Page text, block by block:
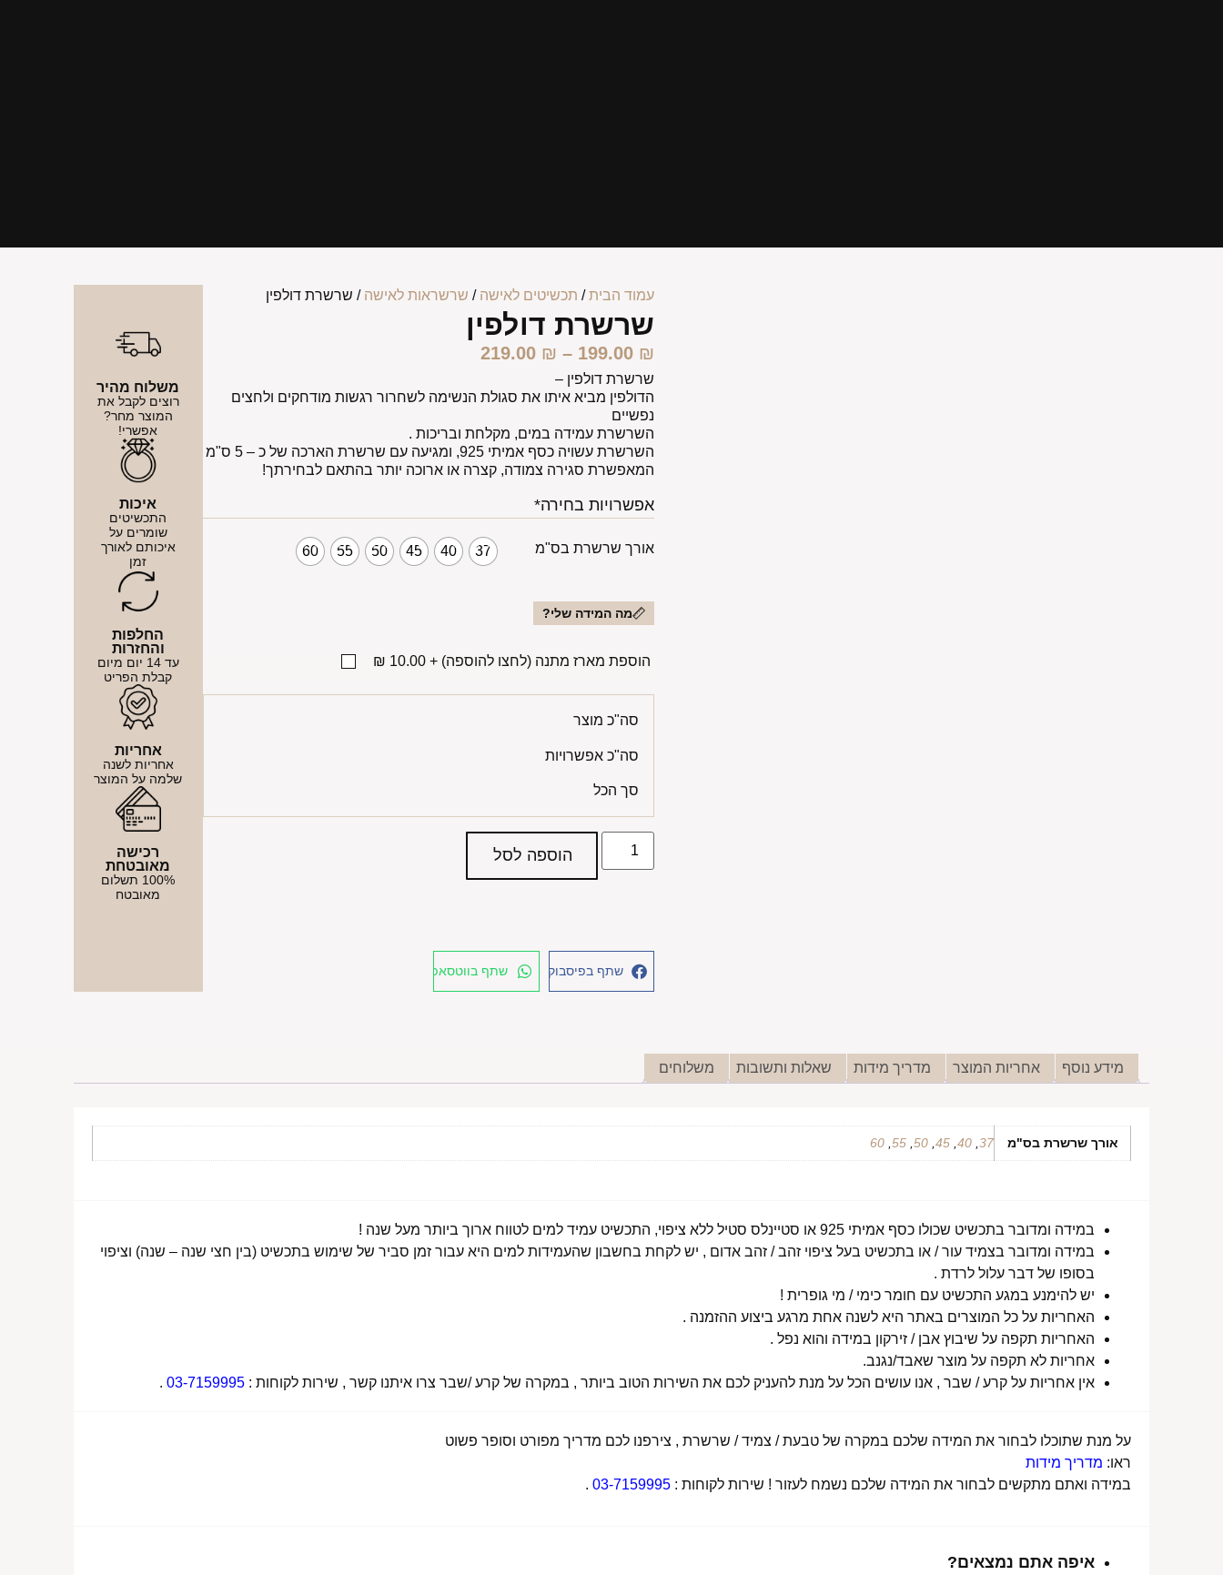
עמוד הבית/ תכשיטים לאישה / שרשראות לאישה / שרשרת דולפין
שרשרת דולפין
199.00 ₪
–
219.00 ₪
שרשרת דולפין –
הדולפין מביא איתו את סגולת הנשימה לשחרור רגשות מודחקים ולחצים
נפשיים
השרשרת עמידה במים, מקלחת ובריכות .
השרשרת עשויה כסף אמיתי 925, ומגיעה עם שרשרת הארכה של כ – 5 ס"מ
המאפשרת סגירה צמודה, קצרה או ארוכה יותר בהתאם לבחירתך!
אפשרויות בחירה*
אורך שרשרת בס"מ 37
40
45
50
55
60
מה המידה שלי?
הוספת מארז מתנה (לחצו להוספה) +
10.00 ₪
סה"כ מוצר
סה"כ אפשרויות
סך הכל
הוספה לסל
שתף בפיסבוק שתף בווטסאפ
משלוח מהיר
רוצים לקבל את
המוצר מחר?
אפשרי!
איכות
התכשיטים
שומרים על
איכותם לאורך
זמן
החלפות
והחזרות
עד 14 יום מיום
קבלת הפריט
אחריות
אחריות לשנה
שלמה על המוצר
רכישה
מאובטחת
100% תשלום
מאובטח
מידע נוסף אחריות המוצר מדריך מידות שאלות ותשובות משלוחים
אורך שרשרת בס"מ 37
,
40
,
45
,
50
,
55
,
60
במידה ומדובר בתכשיט שכולו כסף אמיתי 925 או סטיינלס סטיל ללא ציפוי, התכשיט עמיד למים לטווח ארוך ביותר מעל שנה !
במידה ומדובר בצמיד עור / או בתכשיט בעל ציפוי זהב / זהב אדום , יש לקחת בחשבון שהעמידות למים היא עבור זמן סביר של שימוש בתכשיט (בין חצי שנה – שנה) וציפוי
בסופו של דבר עלול לרדת .
יש להימנע במגע התכשיט עם חומר כימי / מי גופרית !
האחריות על כל המוצרים באתר היא לשנה אחת מרגע ביצוע ההזמנה .
האחריות תקפה על שיבוץ אבן / זירקון במידה והוא נפל .
אחריות לא תקפה על מוצר שאבד/נגנב.
אין אחריות על קרע / שבר , אנו עושים הכל על מנת להעניק לכם את השירות הטוב ביותר , במקרה של קרע /שבר צרו איתנו קשר , שירות לקוחות : 03-7159995
.
על מנת שתוכלו לבחור את המידה שלכם במקרה של טבעת / צמיד / שרשרת , צירפנו לכם מדריך מפורט וסופר פשוט
ראו: מדריך מידות
במידה ואתם מתקשים לבחור את המידה שלכם נשמח לעזור ! שירות לקוחות : 03-7159995
.
איפה אתם נמצאים?